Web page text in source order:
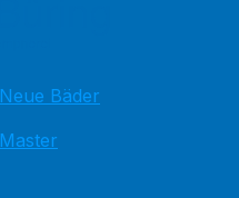
Neue Bäder
Master